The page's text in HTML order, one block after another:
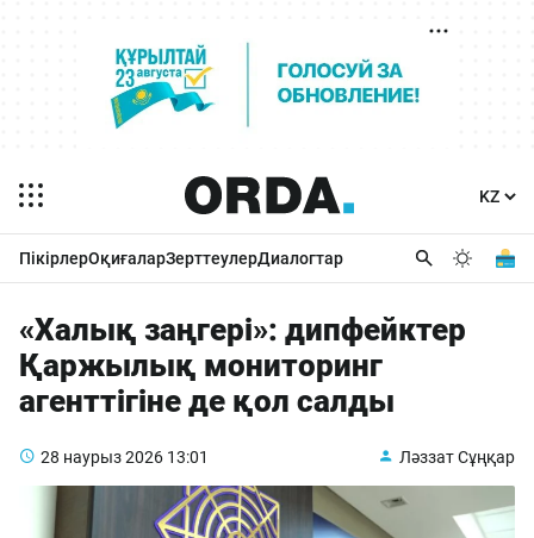
ПікірлерОқиғаларЗерттеулерДиалогтар
«Халық заңгері»: дипфейктер
Қаржылық мониторинг
агенттігіне де қол салды
28 наурыз 2026 13:01 Ләззат Сұңқар